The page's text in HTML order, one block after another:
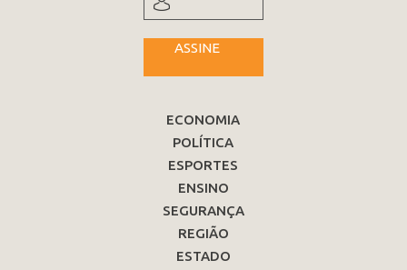
ASSINE
ECONOMIA
POLÍTICA
ESPORTES
ENSINO
SEGURANÇA
REGIÃO
ESTADO